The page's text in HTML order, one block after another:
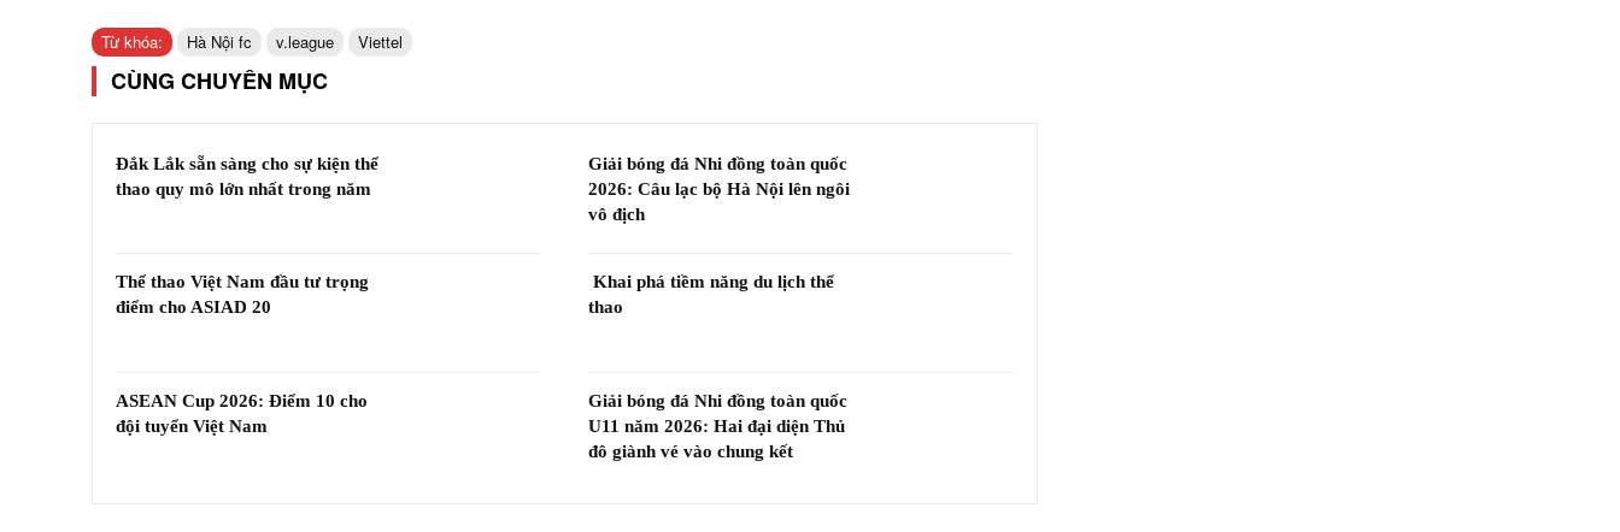
Từ khóa: Hà Nội fc v.league Viettel
CÙNG CHUYÊN MỤC
Đắk Lắk sẵn sàng cho sự kiện thể
thao quy mô lớn nhất trong năm
Giải bóng đá Nhi đồng toàn quốc
2026: Câu lạc bộ Hà Nội lên ngôi
vô địch
Thể thao Việt Nam đầu tư trọng
điểm cho ASIAD 20
Khai phá tiềm năng du lịch thể
thao
ASEAN Cup 2026: Điểm 10 cho
đội tuyển Việt Nam
Giải bóng đá Nhi đồng toàn quốc
U11 năm 2026: Hai đại diện Thủ
đô giành vé vào chung kết